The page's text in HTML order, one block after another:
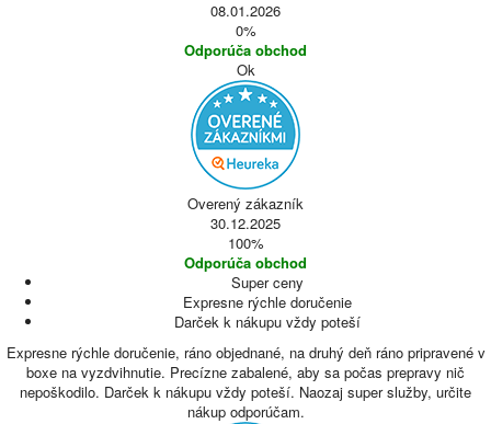
08.01.2026
0%
Odporúča obchod
Ok
Overený zákazník
30.12.2025
100%
Odporúča obchod
Super ceny
Expresne rýchle doručenie
Darček k nákupu vždy poteší
Expresne rýchle doručenie, ráno objednané, na druhý deň ráno pripravené v
boxe na vyzdvihnutie. Precízne zabalené, aby sa počas prepravy nič
nepoškodilo. Darček k nákupu vždy poteší. Naozaj super služby, určite
nákup odporúčam.